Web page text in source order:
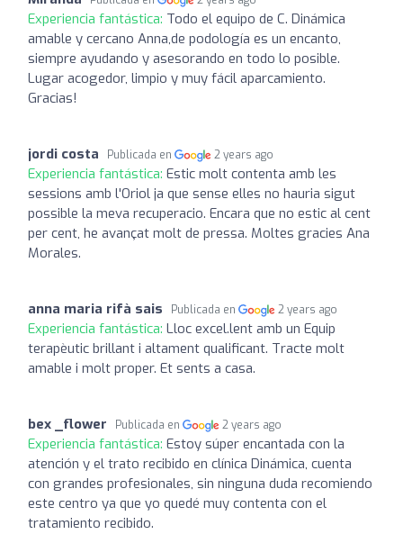
Experiencia fantástica: Todo el equipo de C. Dinámica
amable y cercano Anna,de podología es un encanto,
siempre ayudando y asesorando en todo lo posible.
Lugar acogedor, limpio y muy fácil aparcamiento.
Gracias!
jordi costa Publicada en 2 years ago
Experiencia fantástica: Estic molt contenta amb les
sessions amb l'Oriol ja que sense elles no hauria sigut
possible la meva recuperacio. Encara que no estic al cent
per cent, he avançat molt de pressa. Moltes gracies Ana
Morales.
anna maria rifà sais Publicada en 2 years ago
Experiencia fantástica: Lloc excel.lent amb un Equip
terapèutic brillant i altament qualificant. Tracte molt
amable i molt proper. Et sents a casa.
bex _flower Publicada en 2 years ago
Experiencia fantástica: Estoy súper encantada con la
atención y el trato recibido en clínica Dinámica, cuenta
con grandes profesionales, sin ninguna duda recomiendo
este centro ya que yo quedé muy contenta con el
tratamiento recibido.